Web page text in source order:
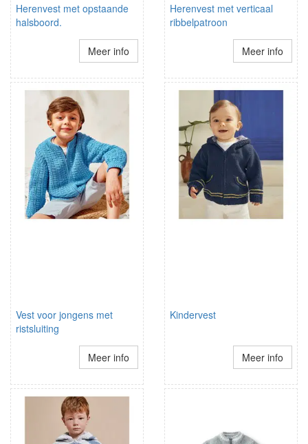
Herenvest met opstaande
halsboord.
Meer info
Herenvest met verticaal
ribbelpatroon
Meer info
Vest voor jongens met
ristsluiting
Meer info
Kindervest
Meer info